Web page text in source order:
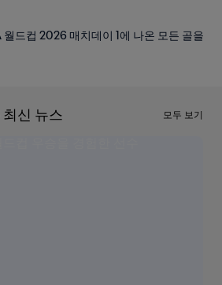
월드컵 2026 매치데이 1에 나온 모든 골을
신 뉴스 모두 보기